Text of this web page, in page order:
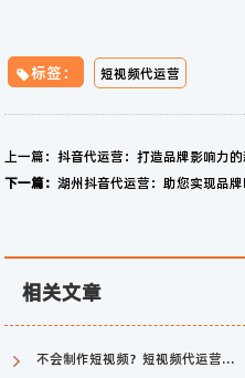
标签： 短视频代运营
上一篇：抖音代运营：打造品牌影响力
下一篇：湖州抖音代运营：助您实现品
相关文章
不会制作短视频？短视频代运营一键搞定！